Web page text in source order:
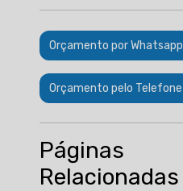
Orçamento por Whatsapp
Orçamento pelo Telefone
Páginas
Relacionadas